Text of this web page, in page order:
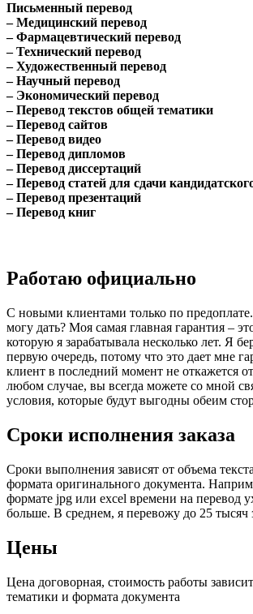
Письменный перевод
– Медицинский перевод
– Фармацевтический перевод
– Технический перевод
– Художественный перевод
– Научный перевод
– Экономический перевод
– Перевод текстов общей тематики
– Перевод сайтов
– Перевод видео
– Перевод дипломов
– Перевод диссертаций
– Перевод статей для сдачи
– Перевод презентаций
– Перевод книг
Работаю официально
С новыми клиентами только по
могу дать? Моя самая главная гарантия –
которую я зарабатывала несколько лет. Я
первую очередь, потому что это дает мне
клиент в последний момент не откажется
любом случае, вы всегда можете со мной
условия, которые будут выгодны обеим
Сроки исполнения заказа
Сроки выполнения зависят от объема
формата оригинального документа.
формате jpg или excel времени на перевод
больше. В среднем, я перевожу до 25 тысяч
Цены
Цена договорная, стоимость работы
тематики и формата документа